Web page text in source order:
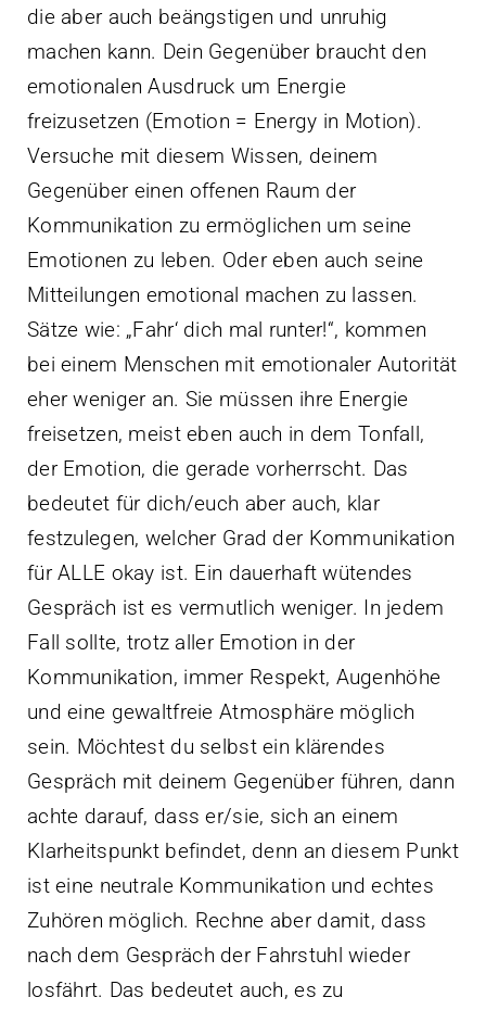
die aber auch beängstigen und unruhig
machen kann. Dein Gegenüber braucht den
emotionalen Ausdruck um Energie
freizusetzen (Emotion = Energy in Motion).
Versuche mit diesem Wissen, deinem
Gegenüber einen offenen Raum der
Kommunikation zu ermöglichen um seine
Emotionen zu leben. Oder eben auch seine
Mitteilungen emotional machen zu lassen.
Sätze wie: „Fahr‘ dich mal runter!“, kommen
bei einem Menschen mit emotionaler Autorität
eher weniger an. Sie müssen ihre Energie
freisetzen, meist eben auch in dem Tonfall,
der Emotion, die gerade vorherrscht. Das
bedeutet für dich/euch aber auch, klar
festzulegen, welcher Grad der Kommunikation
für ALLE okay ist. Ein dauerhaft wütendes
Gespräch ist es vermutlich weniger. In jedem
Fall sollte, trotz aller Emotion in der
Kommunikation, immer Respekt, Augenhöhe
und eine gewaltfreie Atmosphäre möglich
sein. Möchtest du selbst ein klärendes
Gespräch mit deinem Gegenüber führen, dann
achte darauf, dass er/sie, sich an einem
Klarheitspunkt befindet, denn an diesem Punkt
ist eine neutrale Kommunikation und echtes
Zuhören möglich. Rechne aber damit, dass
nach dem Gespräch der Fahrstuhl wieder
losfährt. Das bedeutet auch, es zu